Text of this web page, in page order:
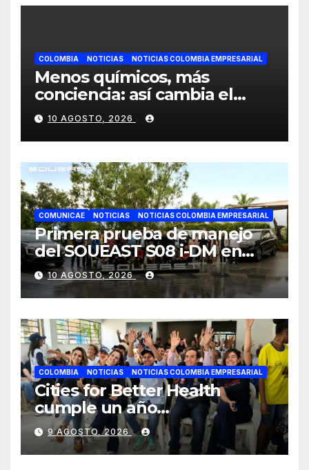
COLOMBIA NOTICIAS NOTICIAS COLOMBIA EMPRESARIAL
Menos químicos, más
conciencia: así cambia el
consumo de la cosmética en
Colombia
10 AGOSTO, 2026
COMUNICAE NOTICIAS NOTICIAS COLOMBIA EMPRESARIAL
Primera prueba de manejo
del SOUEAST S08 i-DM en
México recibe grandes
elogios por su confort
superior
10 AGOSTO, 2026
COLOMBIA NOTICIAS NOTICIAS COLOMBIA EMPRESARIAL
Cities for Better Health
cumple un año
transformando la salud en
Cali y lo celebra con una
jornada de voluntariado y
9 AGOSTO, 2026